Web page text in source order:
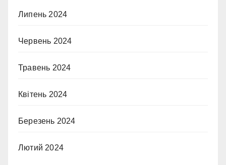
Липень 2024
Червень 2024
Травень 2024
Квітень 2024
Березень 2024
Лютий 2024